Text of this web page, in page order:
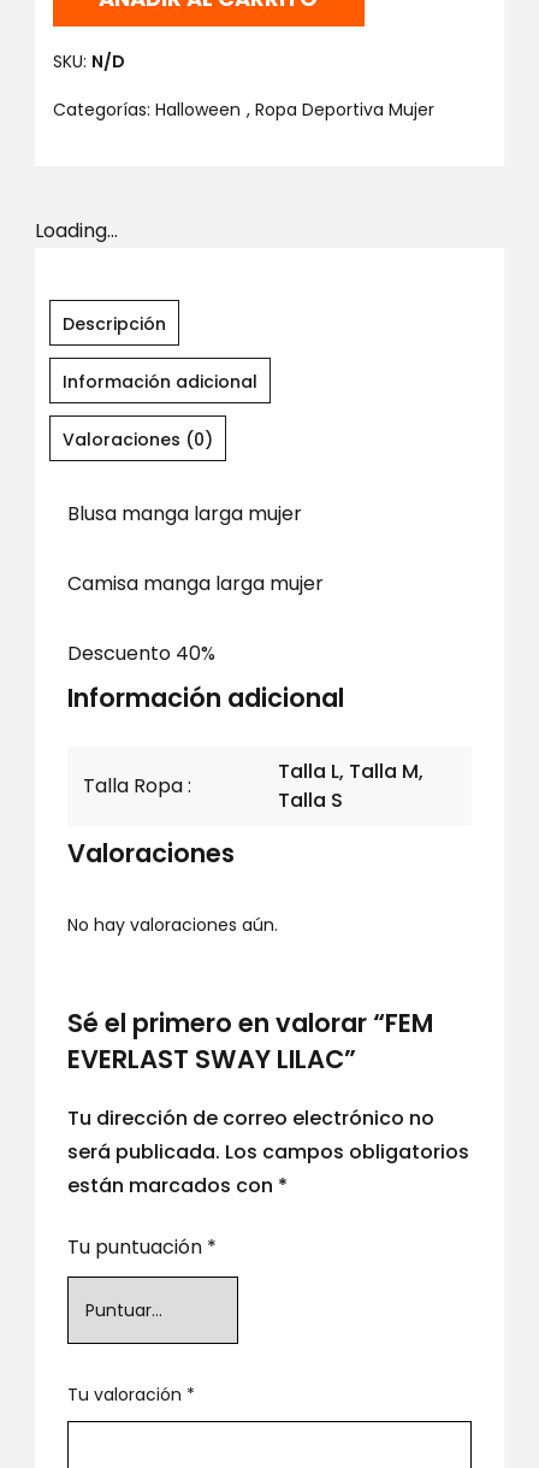
SKU: N/D
Categorías: Halloween , Ropa Deportiva Mujer
Loading...
Descripción
Información adicional
Valoraciones (0)
Blusa manga larga mujer
Camisa manga larga mujer
Descuento 40%
Información adicional
Talla Ropa
Talla L, Talla M,
Talla S
Valoraciones
No hay valoraciones aún.
Sé el primero en valorar “FEM
EVERLAST SWAY LILAC”
Tu dirección de correo electrónico no
será publicada. Los campos obligatorios
están marcados con *
Tu puntuación *
Tu valoración *